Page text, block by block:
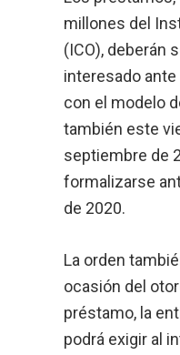
millones del
(ICO), deberán
interesado
con el modelo
también este
septiembre de
formalizarse
de 2020.
La orden
ocasión del
préstamo, la
podrá exigir al